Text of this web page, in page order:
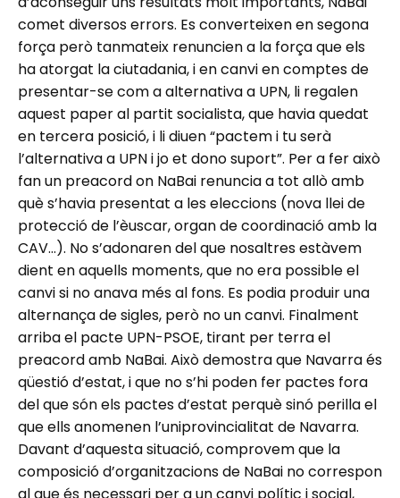
comet diversos errors. Es converteixen en segona
força però tanmateix renuncien a la força que els
ha atorgat la ciutadania, i en canvi en comptes de
presentar-se com a alternativa a UPN, li regalen
aquest paper al partit socialista, que havia quedat
en tercera posició, i li diuen “pactem i tu serà
l’alternativa a UPN i jo et dono suport”. Per a fer això
fan un preacord on NaBai renuncia a tot allò amb
què s’havia presentat a les eleccions (nova llei de
protecció de l’èuscar, organ de coordinació amb la
CAV…). No s’adonaren del que nosaltres estàvem
dient en aquells moments, que no era possible el
canvi si no anava més al fons. Es podia produir una
alternança de sigles, però no un canvi. Finalment
arriba el pacte UPN-PSOE, tirant per terra el
preacord amb NaBai. Això demostra que Navarra és
qüestió d’estat, i que no s’hi poden fer pactes fora
del que són els pactes d’estat perquè sinó perilla el
que ells anomenen l’uniprovincialitat de Navarra.
Davant d’aquesta situació, comprovem que la
composició d’organitzacions de NaBai no correspon